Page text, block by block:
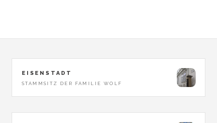
EISENSTADT
STAMMSITZ DER FAMILIE WOLF